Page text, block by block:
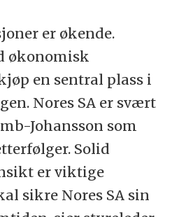
er økende.
økonomisk
en sentral plass i
Nores SA er svært
Johansson som
Solid
er viktige
sikre Nores SA sin